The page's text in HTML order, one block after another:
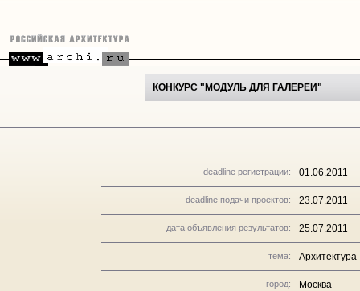
КОНКУРС "МОДУЛЬ ДЛЯ ГАЛЕРЕИ"
deadline регистрации: 01.06.2011
deadline подачи проектов: 23.07.2011
дата объявления результатов: 25.07.2011
тема: Архитектура
город: Москва